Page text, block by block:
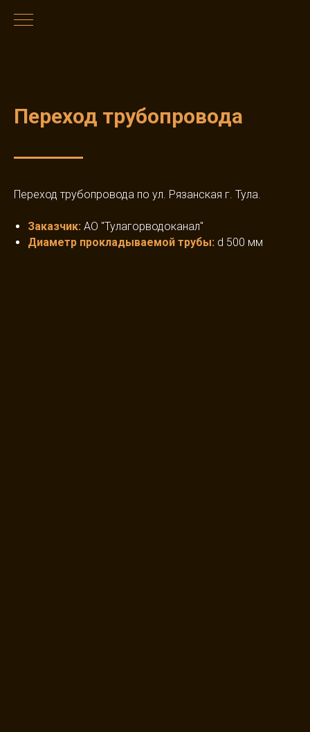
Переход трубопровода
Переход трубопровода по ул. Рязанская г. Тула.
Заказчик: АО "Тулагорводоканал"
Диаметр прокладываемой трубы: d 500 мм